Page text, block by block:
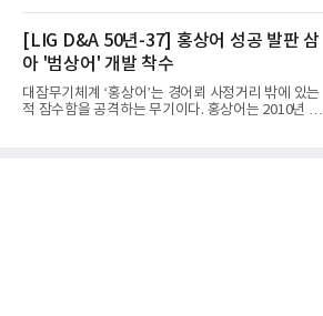
동기 대
라 투자에 나서는 것과 달리, 카카오는 ‘카카오톡’이
라는 플랫폼 경쟁력을 활용한 AI 에이전트 서비스에
집중하는 전략이다. 과거 무리한 사업 확장 과정에서
겪었던 시행착오를 되풀이하지 않고 핵심 역량에 집
중하겠다는 취지로 풀이된다.7일 업계에 따르면 카카
오는 올해 2분기 연결 기준 매출 2조985억원, 영업이
익 2770억원을 기록했다. 전년 동기 대비 매출과 영업
[LIG D&A 50년-37] 홍상어 성공 발판 삼
아 '범상어' 개발 착수
대잠무기체계 ‘홍상어’는 경어뢰 사정거리 밖에 있는
적 잠수함을 공격하는 무기이다. 홍상어는 2010년 넥